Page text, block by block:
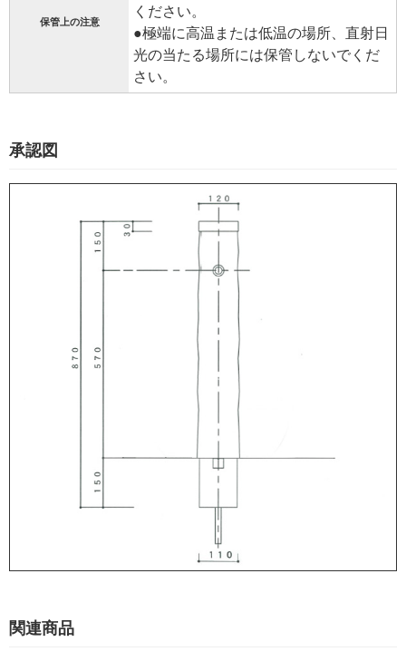
保管上の注意
ください。
●極端に高温または低温の場所、直射日
光の当たる場所には保管しないでくだ
さい。
承認図
関連商品